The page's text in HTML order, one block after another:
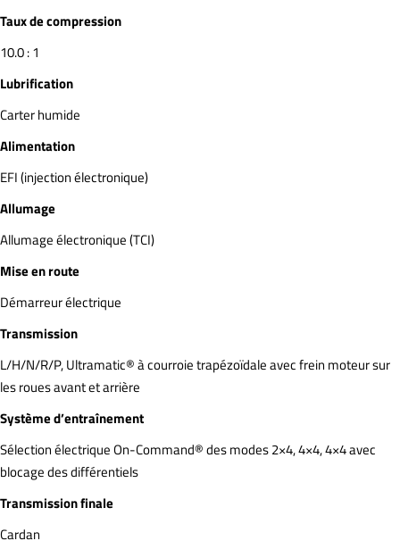
Taux de compression
10.0 : 1
Lubrification
Carter humide
Alimentation
EFI (injection électronique)
Allumage
Allumage électronique (TCI)
Mise en route
Démarreur électrique
Transmission
L/H/N/R/P, Ultramatic® à courroie trapézoïdale avec frein moteur sur
les roues avant et arrière
Système d’entraînement
Sélection électrique On-Command® des modes 2×4, 4×4, 4×4 avec
blocage des différentiels
Transmission finale
Cardan